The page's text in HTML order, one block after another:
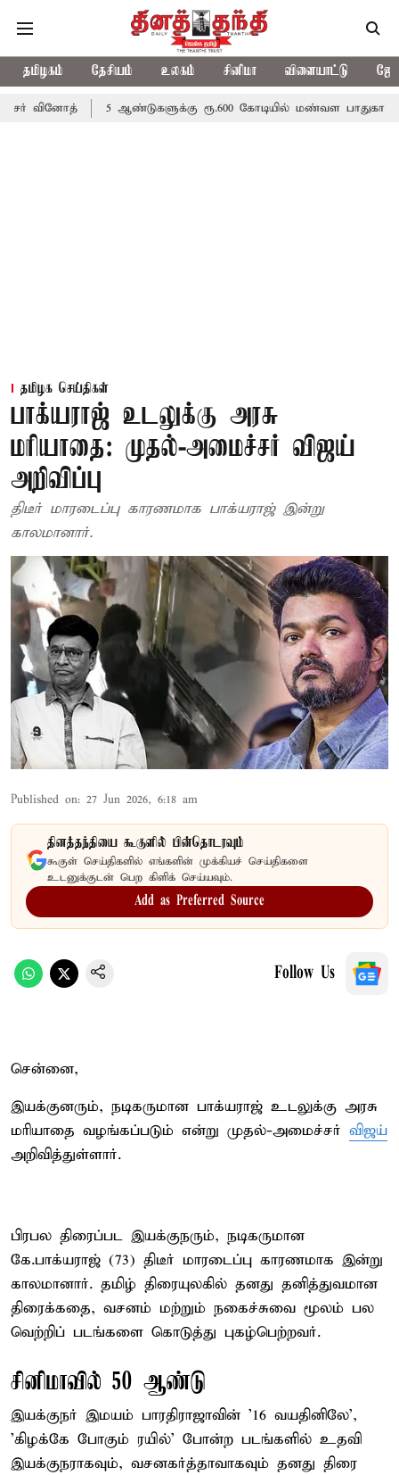
தமிழகம் தேசியம் உலகம் சினிமா விளையாட்டு
5 ஆண்டுகளுக்கு ரூ.600 கோடியில் மண்வள பாதுகாப்பு இயக்கம்
தமிழக செய்திகள்
பாக்யராஜ் உடலுக்கு அரசு
மரியாதை: முதல்-அமைச்சர் விஜய்
அறிவிப்பு
திடீர் மாரடைப்பு காரணமாக பாக்யராஜ் இன்று
காலமானார்.
Published on: 27 Jun 2026, 6:18 am
தினத்தந்தியை கூகுளில் பின்தொடரவும்
கூகுள் செய்திகளில் எங்களின் முக்கியச் செய்திகளை
உடனுக்குடன் பெற கிளிக் செய்யவும்.
Add as Preferred Source
Follow Us
சென்னை,
இயக்குனரும், நடிகருமான பாக்யராஜ் உடலுக்கு அரசு
மரியாதை வழங்கப்படும் என்று முதல்-அமைச்சர் விஜய்
அறிவித்துள்ளார்.
பிரபல திரைப்பட இயக்குநரும், நடிகருமான
கே.பாக்யராஜ் (73) திடீர் மாரடைப்பு காரணமாக இன்று
காலமானார். தமிழ் திரையுலகில் தனது தனித்துவமான
திரைக்கதை, வசனம் மற்றும் நகைச்சுவை மூலம் பல
வெற்றிப் படங்களை கொடுத்து புகழ்பெற்றவர்.
சினிமாவில் 50 ஆண்டு
இயக்குநர் இமயம் பாரதிராஜாவின் '16 வயதினிலே',
'கிழக்கே போகும் ரயில்' போன்ற படங்களில் உதவி
இயக்குநராகவும், வசனகர்த்தாவாகவும் தனது திரை